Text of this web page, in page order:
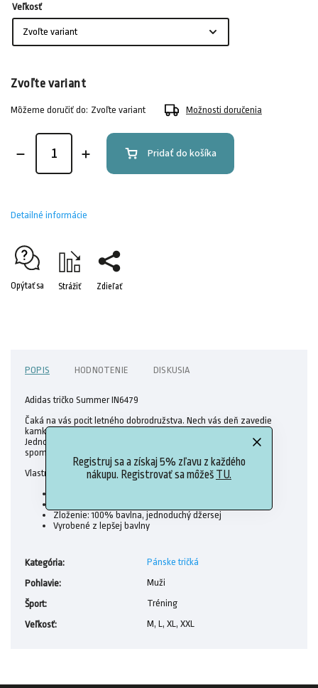
Registruj sa a získaj 5% zľavu z každého
nákupu. Registrovať sa môžeš TU.
Veľkosť
Zvoľte variant
Môžeme doručiť do: Zvoľte variant Možnosti doručenia
Pridať do košíka
Detailné informácie
Opýtať sa Strážiť Zdieľať
POPIS HODNOTENIE DISKUSIA
Adidas tričko Summer IN6479
Čaká na vás pocit letného dobrodružstva. Nech vás deň zavedie
kamkoľvek, pohodlie a chlad tohto ľahkého topu vás ochránia.
Jednoduchá nevyhnutnosť, ktorá z každodenného života urobí
spomienky.
Vlastnosti:
Zloženie: 100% bavlna, jednoduchý džersej
Vyrobené z lepšej bavlny
Kategória:
Pánske tričká
Pohlavie:
Muži
Šport:
Tréning
Veľkosť: M, L, XL, XXL